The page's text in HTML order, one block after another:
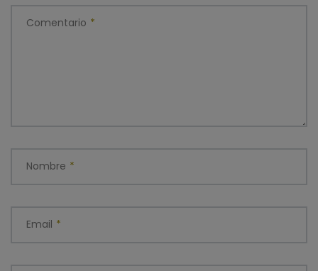
Comentario *
Nombre *
Email *